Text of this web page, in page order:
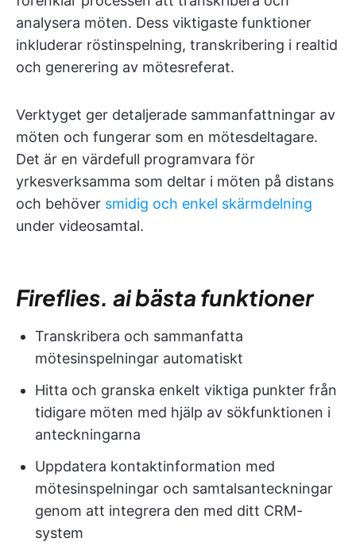
analysera möten. Dess viktigaste funktioner
inkluderar röstinspelning, transkribering i realtid
och generering av mötesreferat.
Verktyget ger detaljerade sammanfattningar av
möten och fungerar som en mötesdeltagare.
Det är en värdefull programvara för
yrkesverksamma som deltar i möten på distans
och behöver smidig och enkel skärmdelning
under videosamtal.
Fireflies. ai bästa funktioner
Transkribera och sammanfatta
mötesinspelningar automatiskt
Hitta och granska enkelt viktiga punkter från
tidigare möten med hjälp av sökfunktionen i
anteckningarna
Uppdatera kontaktinformation med
mötesinspelningar och samtalsanteckningar
genom att integrera den med ditt CRM-
system